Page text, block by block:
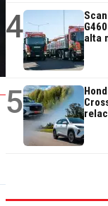
4
alta
5